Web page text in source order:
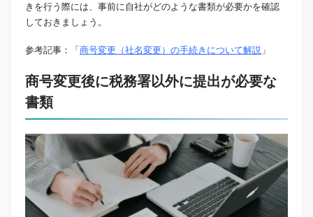
きを行う際には、事前に自社がどのような書類が必要かを確認
しておきましょう。
参考記事：「 商号変更（社名変更）の手続きについて解説 」
商号変更後に税務署以外に提出が必要な
書類